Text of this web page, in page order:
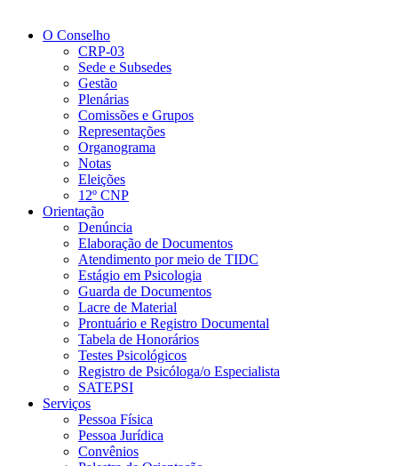
O Conselho
CRP-03
Sede e Subsedes
Gestão
Plenárias
Comissões e Grupos
Representações
Organograma
Notas
Eleições
12º CNP
Orientação
Denúncia
Elaboração de Documentos
Atendimento por meio de TIDC
Estágio em Psicologia
Guarda de Documentos
Lacre de Material
Prontuário e Registro Documental
Tabela de Honorários
Testes Psicológicos
Registro de Psicóloga/o Especialista
SATEPSI
Serviços
Pessoa Física
Pessoa Jurídica
Convênios